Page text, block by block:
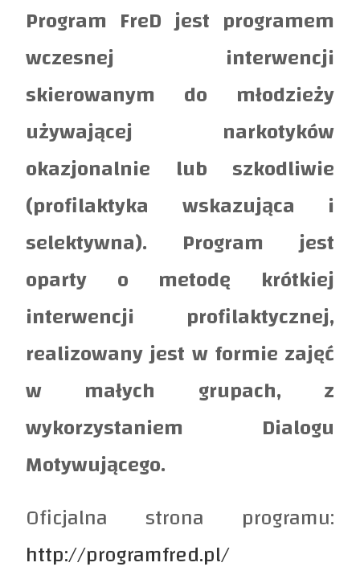
Program FreD jest programem
wczesnej interwencji
skierowanym do młodzieży
używającej narkotyków
okazjonalnie lub szkodliwie
(profilaktyka wskazująca i
selektywna). Program jest
oparty o metodę krótkiej
interwencji profilaktycznej,
realizowany jest w formie zajęć
w małych grupach, z
wykorzystaniem Dialogu
Motywującego.
Oficjalna strona programu:
http://programfred.pl/